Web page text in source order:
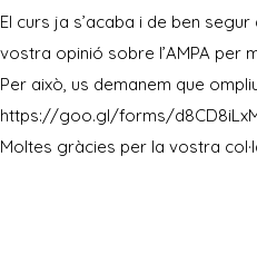
El curs ja s’acaba i de ben
vostra opinió sobre l’AMPA per
Per això, us demanem que
https://goo.gl/forms/
Moltes gràcies per la vostra